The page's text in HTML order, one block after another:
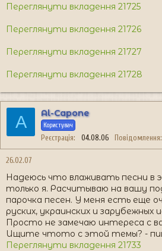
Переглянути вкладення 21725
Переглянути вкладення 21726
Переглянути вкладення 21727
Переглянути вкладення 21728
A Al-Capone
Користувач
Реєстрація 04.08.06 Повідомлення
26.02.07
Надеюсь что влаживать песни в
только я. Расчитываю на вашу
парочка песен. У меня есть еще
руских, украинских и зарубежных
Просто не замечаю интереса с
Ищите чтото с этой темы? -
Переглянути вкладення 21733